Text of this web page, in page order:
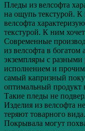
Пледы из велсофта
на ощупь текстурой. К
велсофта
текстурой. К ним
Современные
из велсофта в богатом
экземпляры с разными
исполнением и
самый капризный
оптимальный продукт
Такие пледы не
Изделия из велсофта
теряют товарного вида.
Покрывала могут